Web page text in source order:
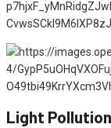
Light